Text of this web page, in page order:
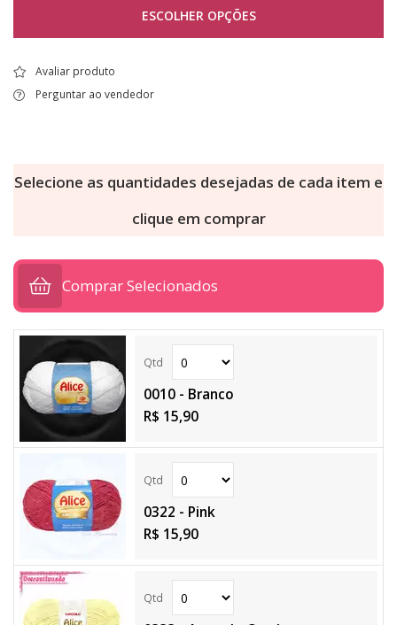
ESCOLHER OPÇÕES
Avaliar produto
Perguntar ao vendedor
Selecione as quantidades desejadas de cada item e
clique em comprar
Comprar Selecionados
0010 - Branco
R$ 15,90
0322 - Pink
R$ 15,90